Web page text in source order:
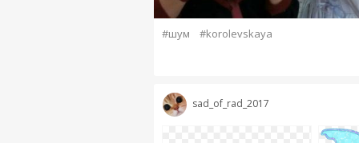
#шум #korolevskaya
sad_of_rad_2017